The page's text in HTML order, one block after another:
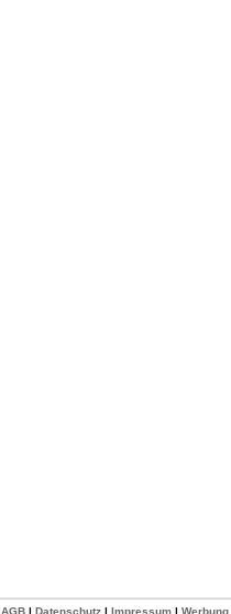
AGB| Datenschutz| Impressum| Werbung